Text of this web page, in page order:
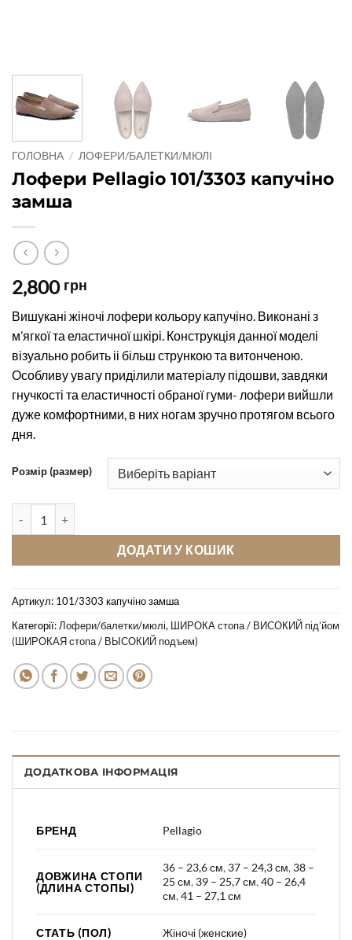
ГОЛОВНА / ЛОФЕРИ/БАЛЕТКИ/МЮЛІ
Лофери Pellagio 101/3303 капучіно
замша
2,800 грн
Вишукані жіночі лофери кольору капучіно. Виконані з
м’ягкої та еластичної шкірі. Конструкція данної моделі
візуально робить іі більш стрункою та витонченою.
Особливу увагу приділили матеріалу підошви, завдяки
гнучкості та еластичності обраної гуми- лофери вийшли
дуже комфортними, в них ногам зручно протягом всього
дня.
Розмір (размер)
ДОДАТИ У КОШИК
Артикул: 101/3303 капучіно замша
Категорії:Лофери/балетки/мюлі, ШИРОКА стопа / ВИСОКИЙ під’йом
(ШИРОКАЯ стопа / ВЫСОКИЙ подъем)
ДОДАТКОВА ІНФОРМАЦІЯ
БРЕНД Pellagio
ДОВЖИНА СТОПИ
(ДЛИНА СТОПЫ)
36 – 23,6 см, 37 – 24,3 см, 38 –
25 см, 39 – 25,7 см,40 – 26,4
см,41 – 27,1 см
СТАТЬ (ПОЛ) Жіночі (женские)